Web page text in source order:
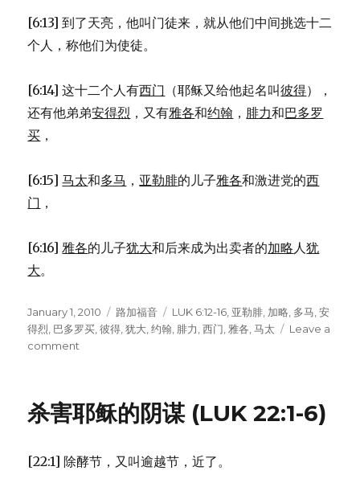
[6:13] 到了天亮，他叫门徒来，就从他们中间挑选十二
个人，称他们为使徒。
[6:14] 这十二个人有西门 （耶稣又给他起名叫彼得），
还有他弟弟安得烈 ，又有雅各和约翰 ， 腓力和巴多罗
买 ，
[6:15]马太和多马 ， 亚勒腓的儿子雅各和激进党的西
门 ，
[6:16]雅各的儿子犹大和后来成为出卖者的加略人犹
大。
Posted
on
January 1, 2010 Categories
路加福音 Tags
LUK 6:12-16 亚勒腓 加略 多马 ,安
得烈 巴多罗买 ,彼得 ,犹大 ,约翰 腓力 ,西门 雅各 ,马太
Leave a
comment
二
(LUK
杀害耶稣的阴谋 (LUK 22:1-6)
[22:1] 除酵节，又叫逾越节，近了。